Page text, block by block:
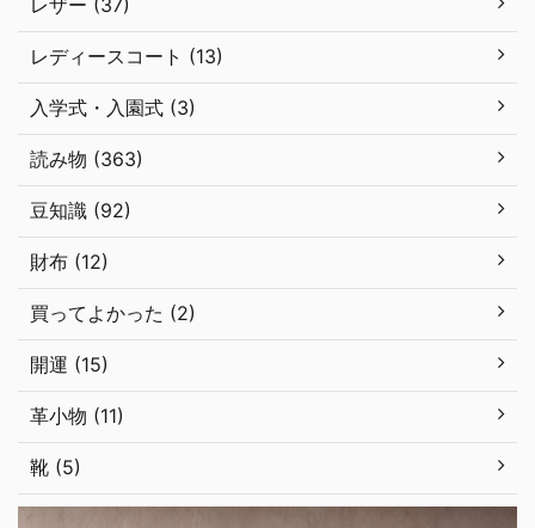
レザー (37)
レディースコート (13)
入学式・入園式 (3)
読み物 (363)
豆知識 (92)
財布 (12)
買ってよかった (2)
開運 (15)
革小物 (11)
靴 (5)